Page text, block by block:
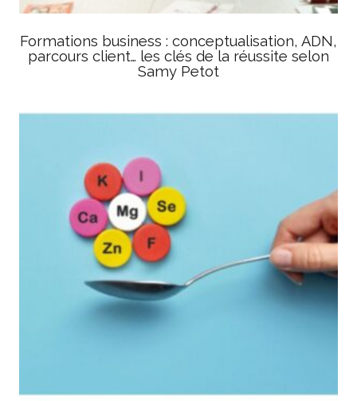
Formations business : conceptualisation, ADN,
parcours client… les clés de la réussite selon
Samy Petot